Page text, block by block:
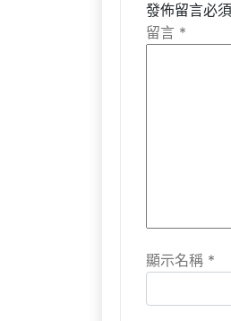
發佈留言必
留言 *
顯示名稱 *